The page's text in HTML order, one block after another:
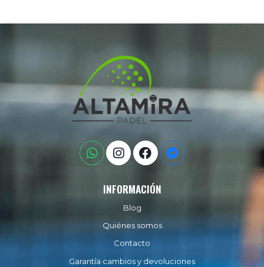
INFORMACIÓN
Blog
Quiénes somos
Contacto
Garantía cambios y devoluciones